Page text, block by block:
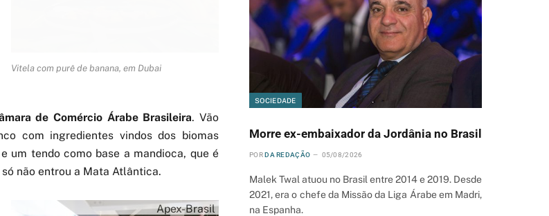
Vitela com purê de banana, em Dubai
de Comércio Árabe Brasileira. Vão
com ingredientes vindos dos biomas
um tendo como base a mandioca, que é
não entrou a Mata Atlântica.
Apex-Brasil
SOCIEDADE
Morre ex-embaixador da Jordânia no Brasil
POR DA REDAÇÃO 05/08/2026
Malek Twal atuou no Brasil entre 2014 e 2019. Desde
2021, era o chefe da Missão da Liga Árabe em Madri,
na Espanha.